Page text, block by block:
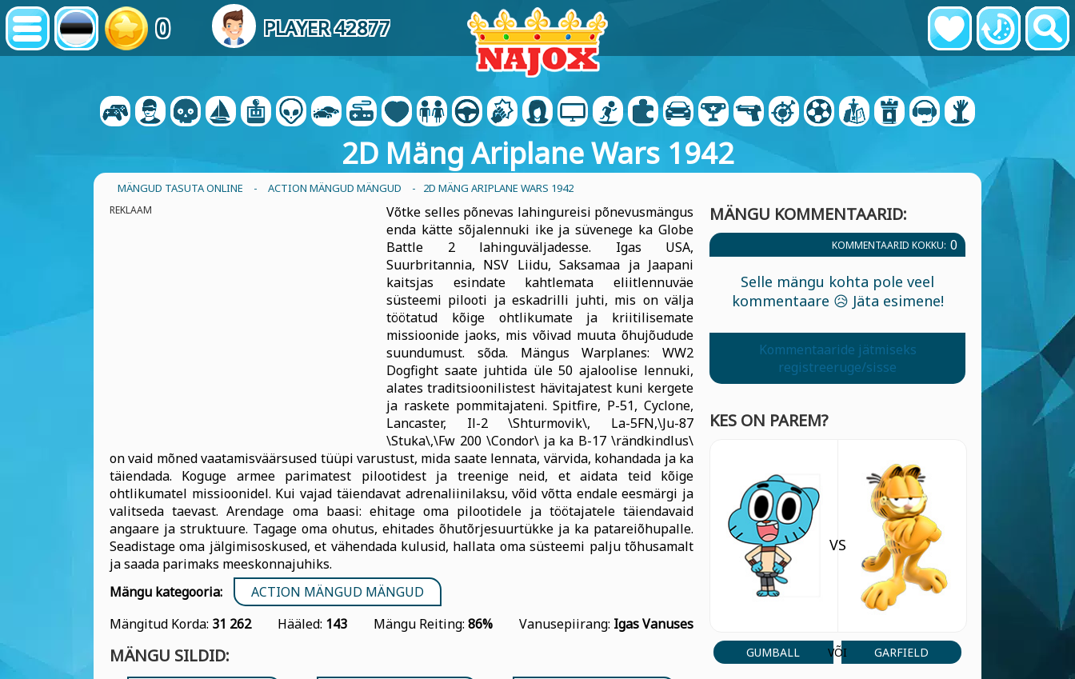
0 PLAYER 42877
2D Mäng Ariplane Wars 1942
MÄNGUD TASUTA ONLINE - ACTION MÄNGUD MÄNGUD - 2D MÄNG ARIPLANE WARS 1942
REKLAAM
Võtke selles põnevas lahingureisi põnevusmängus
enda kätte sõjalennuki ike ja süvenege ka Globe
Battle 2 lahinguväljadesse. Igas USA,
Suurbritannia, NSV Liidu, Saksamaa ja Jaapani
kaitsjas esindate kahtlemata eliitlennuväe
süsteemi pilooti ja eskadrilli juhti, mis on välja
töötatud kõige ohtlikumate ja kriitilisemate
missioonide jaoks, mis võivad muuta õhujõudude
suundumust. sõda. Mängus Warplanes: WW2
Dogfight saate juhtida üle 50 ajaloolise lennuki,
alates traditsioonilistest hävitajatest kuni kergete
ja raskete pommitajateni. Spitfire, P-51, Cyclone,
Lancaster, Il-2 \Shturmovik\, La-5FN,\Ju-87
\Stuka\,\Fw 200 \Condor\ ja ka B-17 \rändkindlus\
on vaid mõned vaatamisväärsused tüüpi varustust, mida saate lennata, värvida, kohandada ja ka
täiendada. Koguge armee parimatest pilootidest ja treenige neid, et aidata teid kõige
ohtlikumatel missioonidel. Kui vajad täiendavat adrenaliinilaksu, võid võtta endale eesmärgi ja
valitseda taevast. Arendage oma baasi: ehitage oma pilootidele ja töötajatele täiendavaid
angaare ja struktuure. Tagage oma ohutus, ehitades õhutõrjesuurtükke ja ka patareiõhupalle.
Seadistage oma jälgimisoskused, et vähendada kulusid, hallata oma süsteemi palju tõhusamalt
ja saada parimaks meeskonnajuhiks.
Mängu kategooria:
ACTION MÄNGUD MÄNGUD
Mängitud Korda: 31 262 Hääled: 143 Mängu Reiting: 86% Vanusepiirang: Igas Vanuses
MÄNGU SILDID:
MÄNGU KOMMENTAARID:
KOMMENTAARID KOKKU: 0
Selle mängu kohta pole veel
kommentaare 😥 Jäta esimene!
Kommentaaride jätmiseks
registreeruge/sisse
KES ON PAREM?
GUMBALL
VS
VÕI GARFIELD